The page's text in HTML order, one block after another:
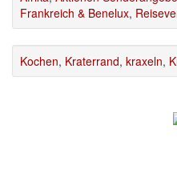
Frankreich & Benelux,
Kochen, Kraterrand, kraxeln,